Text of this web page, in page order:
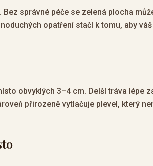
správné péče se zelená plocha
opatření stačí k tomu, aby
obvyklých 3–4 cm. Delší tráva lépe
přirozeně vytlačuje plevel, který